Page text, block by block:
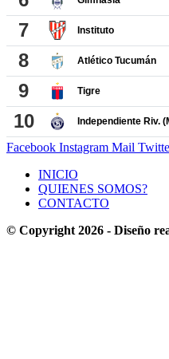
Facebook Instagram Mail
INICIO
QUIENES SOMOS?
CONTACTO
© Copyright 2026 - Diseño